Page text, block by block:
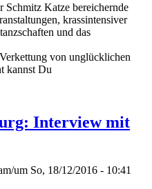
Schmitz Katze bereichernde
krassintensiver
und das
von unglücklichen
kannst Du
Interview mit
um So, 18/12/2016 - 10:41